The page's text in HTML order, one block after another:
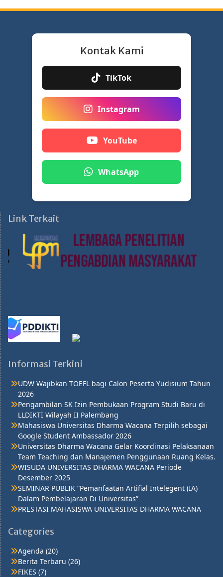
Kontak Kami
TikTok
Instagram
YouTube
WhatsApp
Link Terkait
Informasi Terkini
UDW Wajibkan TOEFL bagi Calon Peserta Yudisium Tahun
2026
Pengambilan SK Izin Pembukaan Program Studi Baru di
LLDIKTI Wilayah II Palembang
Mahasiswa Universitas Dharma Wacana Terpilih sebagai
Google Student Ambassador 2026
Universitas Dharma Wacana Gelar Koordinasi Pelaksanaan
Team Teaching dan Manajemen Penggunaan Ruang Kelas.
WISUDA UNIVERSITAS DHARMA WACANA Periode
Desember 2025
SEMINAR PUBLIK “Pemanfaatan Artifial Intelegent (IA)
Dalam Pembelajaran Di Universitas”
PRESTASI MAHASISWA UNIVERSITAS DHARMA WACANA
Categories
Agenda (20)
Berita Terbaru (26)
FIKES (7)